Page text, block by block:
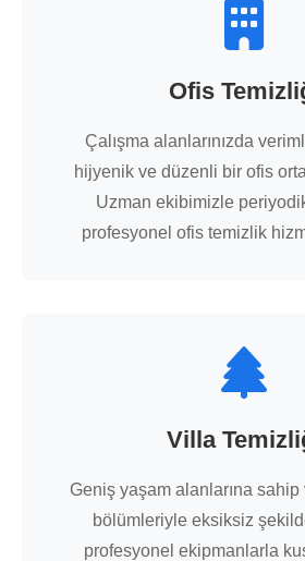
Ofis
Çalışma alanlarınızda
hijyenik ve düzenli bir ofis
Uzman ekibimizle
profesyonel ofis temizlik
Villa
Geniş yaşam alanlarına sahip
bölümleriyle eksiksiz
profesyonel ekipmanlarla